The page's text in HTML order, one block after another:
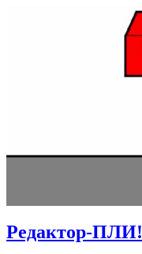
Редактор-ПЛИ!